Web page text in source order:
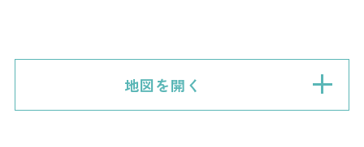
地図を開く